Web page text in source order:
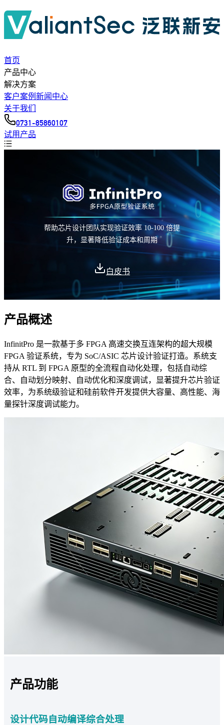
首页
产品中心
解决方案
客户案例 新闻中心
关于我们
0731-85860107
试用产品
帮助芯片设计团队实现验证效率 10-100 倍提
升，显著降低验证成本和周期
白皮书
产品概述
InfinitPro 是一款基于多 FPGA 高速交换互连架构的超大规模
FPGA 验证系统，专为 SoC/ASIC 芯片设计验证打造。系统支
持从 RTL 到 FPGA 原型的全流程自动化处理，包括自动综
合、自动划分映射、自动优化和深度调试，显著提升芯片验证
效率，为系统级验证和硅前软件开发提供大容量、高性能、海
量探针深度调试能力。
产品功能
设计代码自动编译综合处理